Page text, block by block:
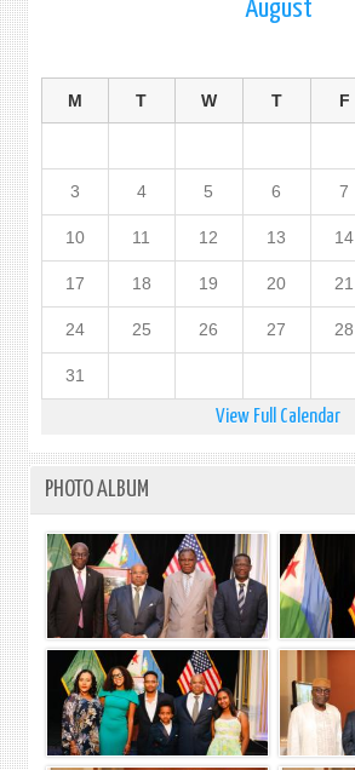
August
M T W T F
3 4 5 6 7
10 11 12 13 14
17 18 19 20 21
24 25 26 27 28
31
View Full Calendar
PHOTO ALBUM